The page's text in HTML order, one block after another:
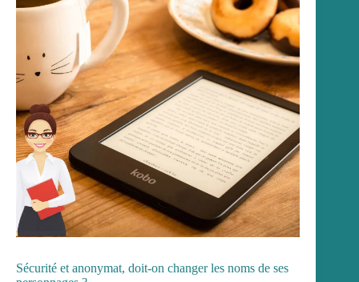
Sécurité et anonymat, doit-on changer les noms de ses